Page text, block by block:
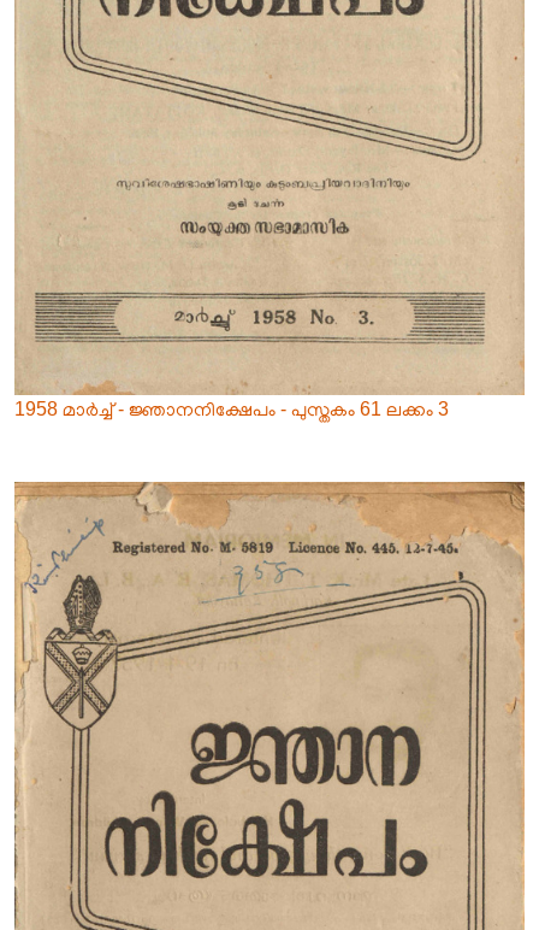
1958 മാർച്ച് - ജ്ഞാനനിക്ഷേപം - പുസ്തകം 61 ലക്കം 3